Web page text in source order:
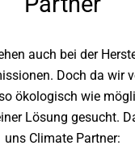
auch bei der
Doch da wir
ökologisch wie
Lösung gesucht.
uns Climate Partner: